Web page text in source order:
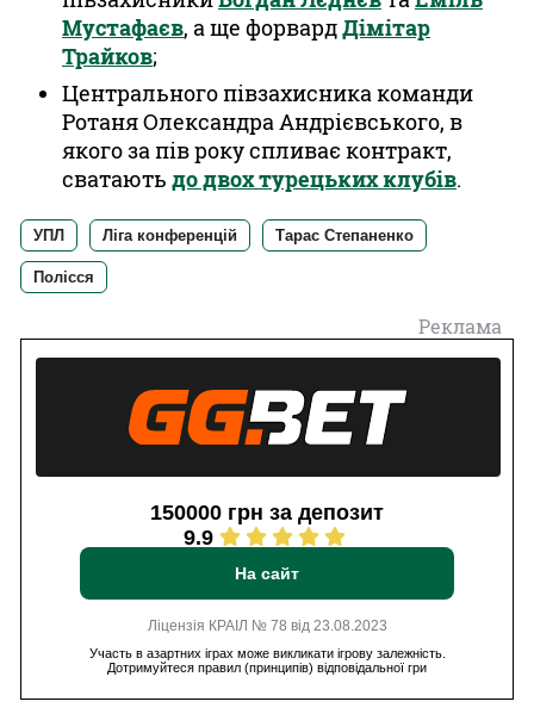
Мустафаєв, а ще форвардДімітар
Трайков;
Центрального півзахисника команди
Ротаня Олександра Андрієвського, в
якого за пів року спливає контракт,
сватають до двох турецьких клубів.
УПЛ Ліга конференцій Тарас Степаненко
Полісся
Реклама
150000 грн за депозит
9.9
На сайт
Ліцензія КРАІЛ № 78 від 23.08.2023
Участь в азартних іграх може викликати ігрову залежність.
Дотримуйтеся правил (принципів) відповідальної гри